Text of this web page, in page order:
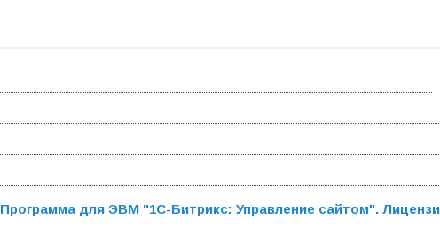
Программа для ЭВМ "1С-Битрикс: Управление сайтом".